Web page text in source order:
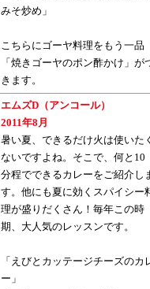
みそ炒め」
こちらにゴーヤ料理をもう一品
「焼きゴーヤのポン酢かけ」が
きます。
エムズD（アンコール）
2011年8月
暑い夏、できるだけ火は使いた
ないですよね。そこで、何と10
分程でできるカレーをご紹介し
す。他にも夏に効くスパイシー
理が盛りだくさん！毎年この時
期、大人気のレッスンです。
「えびとカッテージチーズのカ
ー」